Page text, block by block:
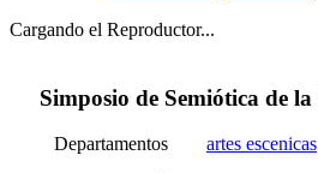
Cargando el Reproductor...
Simposio de Semiótica de
Departamentos
artes escenicas